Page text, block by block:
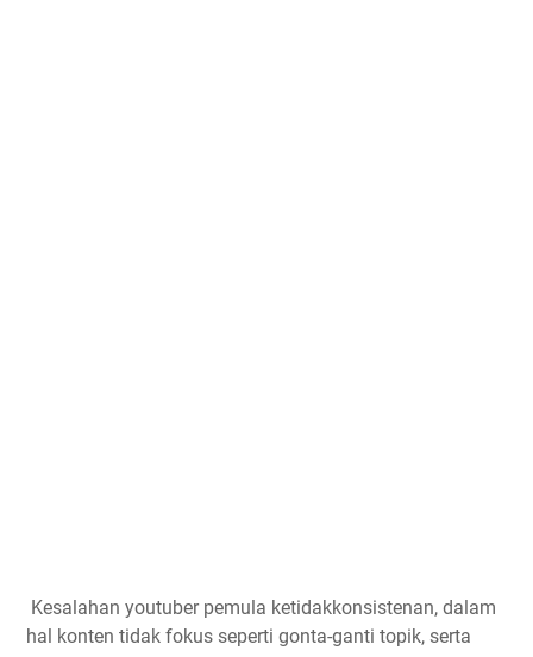
Kesalahan youtuber pemula ketidakkonsistenan, dalam
hal konten tidak fokus seperti gonta-ganti topik, serta